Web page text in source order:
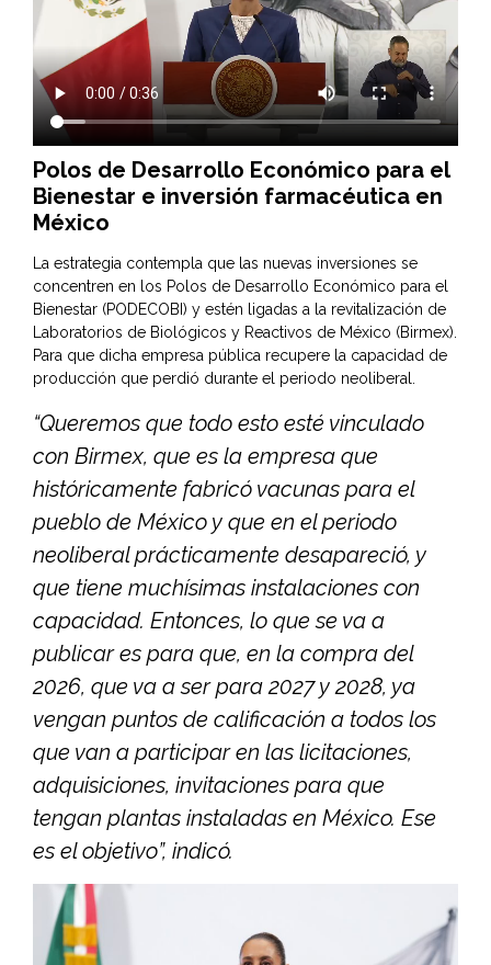
Polos de Desarrollo Económico para el
Bienestar e inversión farmacéutica en
México
La estrategia contempla que las nuevas inversiones se
concentren en los Polos de Desarrollo Económico para el
Bienestar (PODECOBI) y estén ligadas a la revitalización de
Laboratorios de Biológicos y Reactivos de México (Birmex).
Para que dicha empresa pública recupere la capacidad de
producción que perdió durante el periodo neoliberal.
“Queremos que todo esto esté vinculado
con Birmex, que es la empresa que
históricamente fabricó vacunas para el
pueblo de México y que en el periodo
neoliberal prácticamente desapareció, y
que tiene muchísimas instalaciones con
capacidad. Entonces, lo que se va a
publicar es para que, en la compra del
2026, que va a ser para 2027 y 2028, ya
vengan puntos de calificación a todos los
que van a participar en las licitaciones,
adquisiciones, invitaciones para que
tengan plantas instaladas en México. Ese
es el objetivo”, indicó.